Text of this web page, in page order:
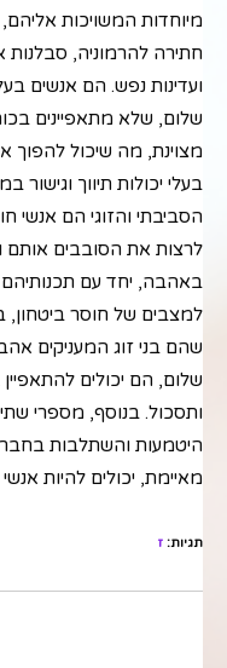
מיוחדות המשויכות
חתירה להרמוניה, סבלנות
ועדינות נפש. הם אנשים
שלום, שלא מתאפיינים
מצוינת, מה שיכול להפוך
בעלי יכולות תיווך
הסביבתי והזוגי הם
לרצות את הסובבים אותם
באהבה, יחד עם תכנותיהם
למצבים של חוסר ביטחון,
שהם בני זוג המעניקים
שלום, הם יכולים להתאפיין
ותסכול. בנוסף, מספרי
היטמעות והשתלבות
מאיימת, יכולים להיות
תגיות: ז